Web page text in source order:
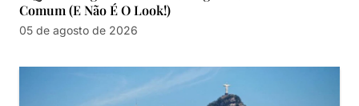
Comum (e Não É O Look!)
05 de agosto de 2026